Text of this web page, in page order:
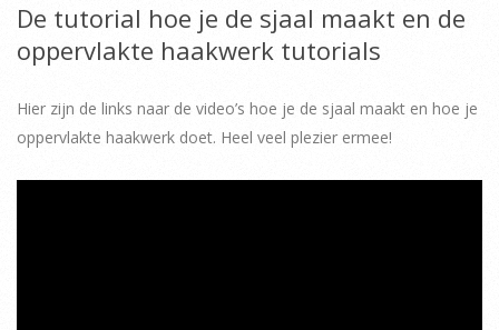
De tutorial hoe je de sjaal maakt en de
oppervlakte haakwerk tutorials
Hier zijn de links naar de video’s hoe je de sjaal maakt en hoe je
oppervlakte haakwerk doet. Heel veel plezier ermee!